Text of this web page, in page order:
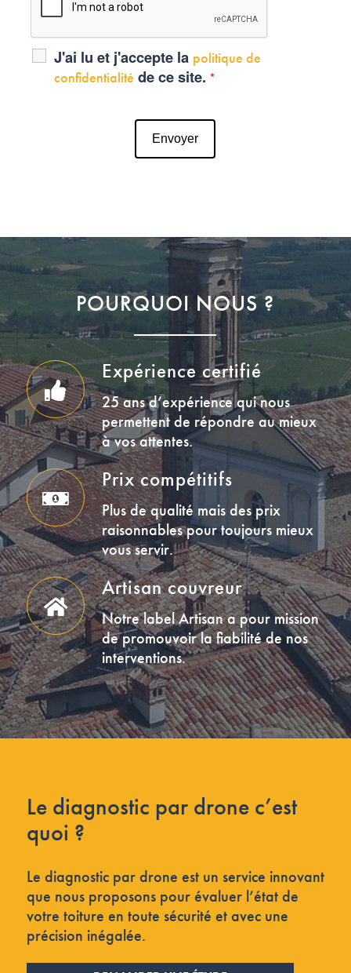
J'ai lu et j'accepte la politique de
confidentialité de ce site. *
POURQUOI NOUS ?
Expérience certifié
25 ans d’expérience qui nous
permettent de répondre au mieux
à vos attentes.
Prix compétitifs
Plus de qualité mais des prix
raisonnables pour toujours mieux
vous servir.
Artisan couvreur
Notre label Artisan a pour mission
de promouvoir la fiabilité de nos
interventions.
Le diagnostic par drone c’est
quoi ?
Le diagnostic par drone est un service innovant
que nous proposons pour évaluer l’état de
votre toiture en toute sécurité et avec une
précision inégalée.